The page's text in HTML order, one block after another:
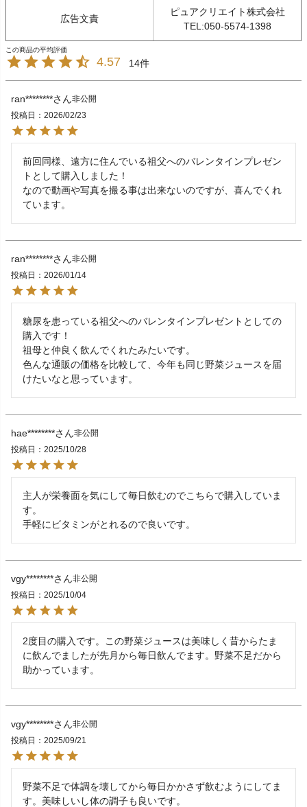
広告文責
ピュアクリエイト株式会社
TEL:050-5574-1398
4.57 14
ran********
非公開
投稿日
2026/02/23
前回同様、遠方に住んでいる祖父へのバレンタインプレゼン
トとして購入しました！
なので動画や写真を撮る事は出来ないのですが、喜んでくれ
ています。
ran********
非公開
投稿日
2026/01/14
糖尿を患っている祖父へのバレンタインプレゼントとしての
購入です！
祖母と仲良く飲んでくれたみたいです。
色んな通販の価格を比較して、今年も同じ野菜ジュースを届
けたいなと思っています。
hae********
非公開
投稿日
2025/10/28
主人が栄養面を気にして毎日飲むのでこちらで購入していま
す。
手軽にビタミンがとれるので良いです。
vgy********
非公開
投稿日
2025/10/04
2度目の購入です。この野菜ジュースは美味しく昔からたま
に飲んでましたが先月から毎日飲んでます。野菜不足だから
助かっています。
vgy********
非公開
投稿日
2025/09/21
野菜不足で体調を壊してから毎日かかさず飲むようにしてま
す。美味しいし体の調子も良いです。